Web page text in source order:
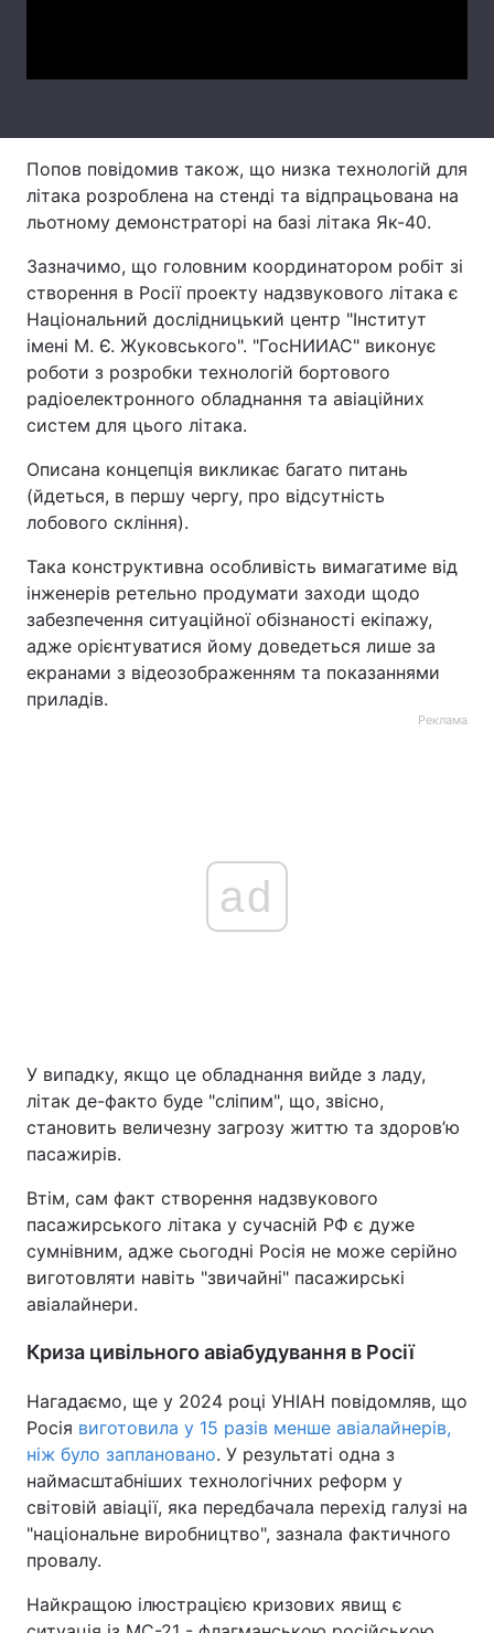
Тема оформлення
Попов повідомив також, що низка технологій для
літака розроблена на стенді та відпрацьована на
льотному демонстраторі на базі літака Як-40.
Зазначимо, що головним координатором робіт зі
створення в Росії проекту надзвукового літака є
Національний дослідницький центр "Інститут
імені М. Є. Жуковського". "ГосНИИАС" виконує
роботи з розробки технологій бортового
радіоелектронного обладнання та авіаційних
систем для цього літака.
Описана концепція викликає багато питань
(йдеться, в першу чергу, про відсутність
лобового скління).
Така конструктивна особливість вимагатиме від
інженерів ретельно продумати заходи щодо
забезпечення ситуаційної обізнаності екіпажу,
адже орієнтуватися йому доведеться лише за
екранами з відеозображенням та показаннями
приладів.
Реклама
ad
У випадку, якщо це обладнання вийде з ладу,
літак де-факто буде "сліпим", що, звісно,
становить величезну загрозу життю та здоров’ю
пасажирів.
Втім, сам факт створення надзвукового
пасажирського літака у сучасній РФ є дуже
сумнівним, адже сьогодні Росія не може серійно
виготовляти навіть "звичайні" пасажирські
авіалайнери.
Криза цивільного авіабудування в Росії
Нагадаємо, ще у 2024 році УНІАН повідомляв, що
Росія виготовила у 15 разів менше авіалайнерів,
ніж було заплановано. У результаті одна з
наймасштабніших технологічних реформ у
світовій авіації, яка передбачала перехід галузі на
"національне виробництво", зазнала фактичного
провалу.
Найкращою ілюстрацією кризових явищ є